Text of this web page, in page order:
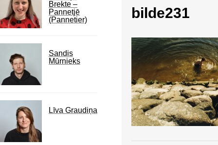
Brekte –
Pannetjē
(Pannetier)
Sandis
Mūrnieks
Līva Graudiņa
bilde231